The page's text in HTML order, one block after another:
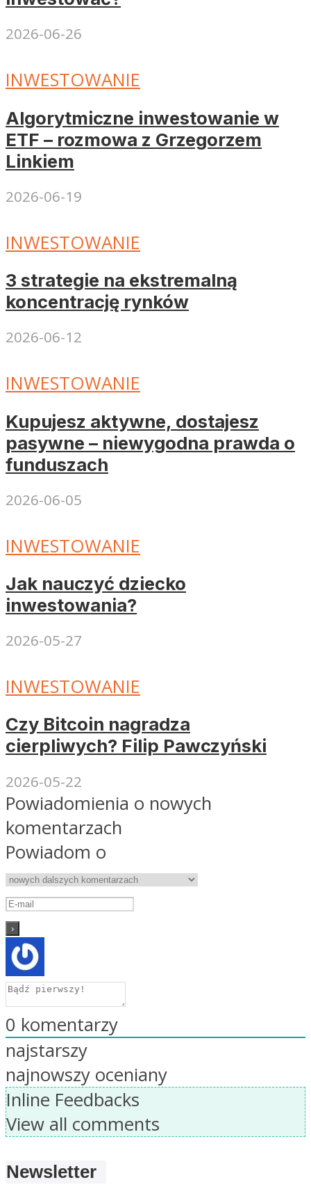
2026-06-26
INWESTOWANIE
Algorytmiczne inwestowanie w
ETF – rozmowa z Grzegorzem
Linkiem
2026-06-19
INWESTOWANIE
3 strategie na ekstremalną
koncentrację rynków
2026-06-12
INWESTOWANIE
Kupujesz aktywne, dostajesz
pasywne – niewygodna prawda o
funduszach
2026-06-05
INWESTOWANIE
Jak nauczyć dziecko
inwestowania?
2026-05-27
INWESTOWANIE
Czy Bitcoin nagradza
cierpliwych? Filip Pawczyński
2026-05-22
Powiadomienia o nowych
komentarzach
Powiadom o
0 komentarzy
najstarszy
najnowszy oceniany
Inline Feedbacks
View all comments
Newsletter